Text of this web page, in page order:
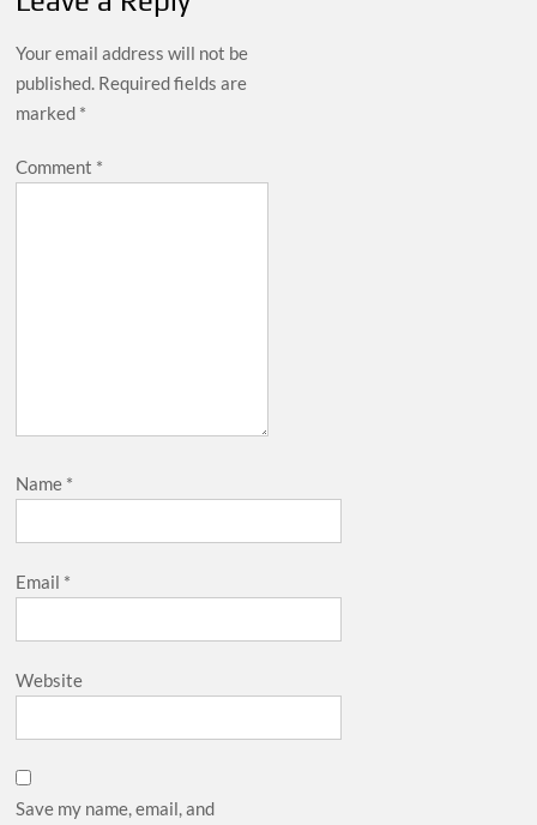
Your email address will not be
published. Required fields are
marked *
Comment *
Name *
Email *
Website
Save my name, email, and